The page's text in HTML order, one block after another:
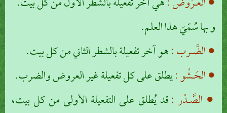
و بها سُمّيَ هذا العلم.
● الضَّـرب :هو آخر تفعيلة بالشطر الثاني من كل بيت.
● الحَـشْو :يطلق على كل تفعيلة غير العروض والضرب.
● الصَّـدْر :قد يُطلق على التفعيلة الأولى من كل بيت،